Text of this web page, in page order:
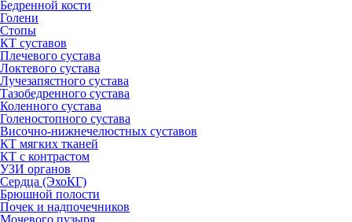
Бедренной кости
Голени
Стопы
КТ суставов
Плечевого сустава
Локтевого сустава
Лучезапястного сустава
Тазобедренного сустава
Коленного сустава
Голеностопного сустава
Височно-нижнечелюстных суставов
КТ мягких тканей
КТ с контрастом
УЗИ органов
Сердца (ЭхоКГ)
Брюшной полости
Почек и надпочечников
Мочевого пузыря